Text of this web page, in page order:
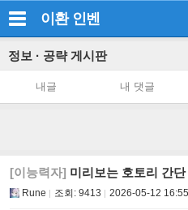
이환 인벤
정보 · 공략 게시판
내글 내 댓글
[이능력자] 미리보는 호토리 간
Rune 조회: 9413 2026-05-12